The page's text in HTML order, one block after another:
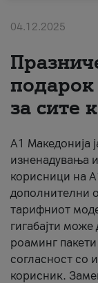
Надополни
За нас
04.12.2025
за сите
А1 Македонија
изненадувања
корисници на
дополнителни
тарифниот
гигабајти може
роаминг
согласност со
корисник.